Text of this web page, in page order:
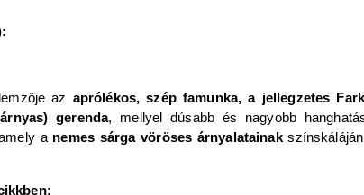
az aprólékos, szép famunka, a jellegzetes
gerenda, mellyel dúsabb és nagyobb
a nemes sárga vöröses árnyalatainak